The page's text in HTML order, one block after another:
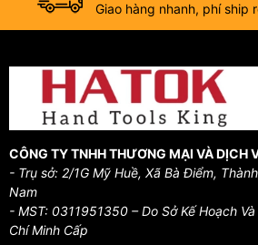
Giao hàng nhanh, phí ship
CÔNG TY TNHH THƯƠNG MẠI VÀ DỊCH
- Trụ sở: 2/1G Mỹ Huề, Xã Bà Điểm,
Nam
- MST: 0311951350 – Do Sở Kế Hoạch
Chí Minh Cấp